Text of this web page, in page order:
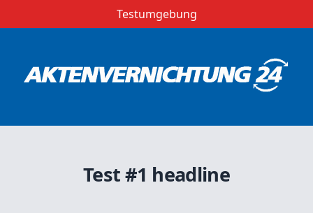
Testumgebung
Test #1 headline